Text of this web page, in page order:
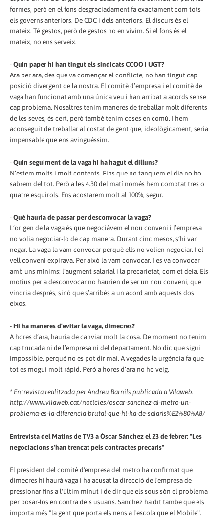
formes, però en el fons desgraciadament fa exactament com tots
els governs anteriors. De CDC i dels anteriors. El discurs és el
mateix. Té gestos, però de gestos no en vivim. Si el fons és el
mateix, no ens serveix.
-Quin paper hi han tingut els sindicats CCOO i UGT?
Ara per ara, des que va començar el conflicte, no han tingut cap
posició divergent de la nostra. El comitè d’empresa i el comitè de
vaga han funcionat amb una única veu i han arribat a acords sense
cap problema. Nosaltres tenim maneres de treballar molt diferents
de les seves, és cert, però també tenim coses en comú. I hem
aconseguit de treballar al costat de gent que, ideològicament, seria
impensable que ens avinguéssim.
-Quin seguiment de la vaga hi ha hagut el dilluns?
N’estem molts i molt contents. Fins que no tanquem el dia no ho
sabrem del tot. Però a les 4.30 del matí només hem comptat tres o
quatre esquirols. Ens acostarem molt al 100%, segur.
-Què hauria de passar per desconvocar la vaga?
L’origen de la vaga és que negociàvem el nou conveni i l’empresa
no volia negociar-lo de cap manera. Durant cinc mesos, s’hi van
negar. La vaga la vam convocar perquè ells no volien negociar. I el
vell conveni expirava. Per això la vam convocar. I es va convocar
amb uns mínims: l’augment salarial i la precarietat, com et deia. Els
motius per a desconvocar no haurien de ser un nou conveni, que
vindria després, sinó que s’arribés a un acord amb aquests dos
eixos.
- Hi ha maneres d’evitar la vaga, dimecres?
A hores d’ara, hauria de canviar molt la cosa. De moment no tenim
cap trucada ni de l’empresa ni del departament. No dic que sigui
impossible, perquè no es pot dir mai. A vegades la urgència fa que
tot es mogui molt ràpid. Però a hores d’ara no ho veig.
* Entrevista realitzada per Andreu Barnils publicada a Vilaweb.
http://www.vilaweb.cat/noticies/oscar-sanchez-al-metro-un-
problema-es-la-diferencia-brutal-que-hi-ha-de-salaris%E2%80%A8/
Entrevista del Matins de TV3 a Óscar Sánchez el 23 de febrer: "Les
negociacions s'han trencat pels contractes precaris"
El president del comitè d'empresa del metro ha confirmat que
dimecres hi haurà vaga i ha acusat la direcció de l'empresa de
pressionar fins a l'últim minut i de dir que els sous són el problema
per posar-los en contra dels usuaris. Sánchez ha dit també que els
importa més "la gent que porta els nens a l'escola que el Mobile".